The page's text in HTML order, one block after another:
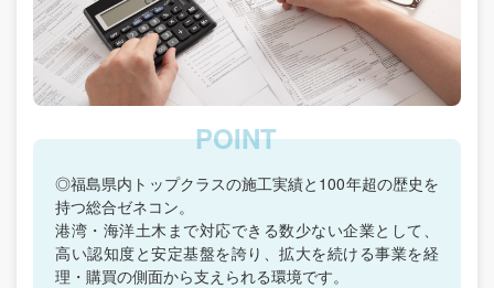
◎福島県内トップクラスの施工実績と100年超の歴史を
持つ総合ゼネコン。
港湾・海洋土木まで対応できる数少ない企業として、
高い認知度と安定基盤を誇り、拡大を続ける事業を経
理・購買の側面から支えられる環境です。